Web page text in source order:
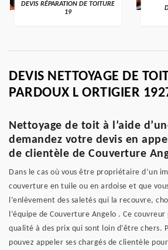
DEVIS RÉPARATION DE TOITURE
19
DEVIS NETTOYAGE DE
PARDOUX L ORTIGIER
Nettoyage de toit à l’aide
demandez votre devis en
de clientèle de Couverture
Dans le cas où vous être propriétaire d’un
couverture en tuile ou en ardoise et que
l’enlèvement des saletés qui la recouvre,
l’équipe de Couverture Angelo . Ce couvreur
qualité à des prix qui sont loin d’être chers.
pouvez appeler ses chargés de clientèle